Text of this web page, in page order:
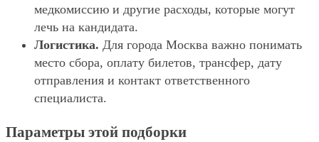
медкомиссию и другие расходы, которые могут
лечь на кандидата.
Логистика. Для города Москва важно понимать
место сбора, оплату билетов, трансфер, дату
отправления и контакт ответственного
специалиста.
Параметры этой подборки